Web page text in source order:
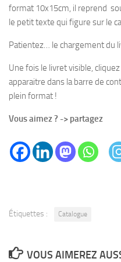
format 10x15cm, il reprend
le petit texte qui figure sur le
Patientez… le chargement du
Une fois le livret visible,
apparaitre dans la barre de
plein format !
Vous aimez ? -> partagez
Étiquettes : Catalogue
VOUS AIMEREZ